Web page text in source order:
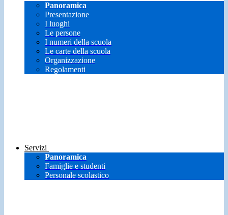
Panoramica
Presentazione
I luoghi
Le persone
I numeri della scuola
Le carte della scuola
Organizzazione
Regolamenti
Servizi
Panoramica
Famiglie e studenti
Personale scolastico